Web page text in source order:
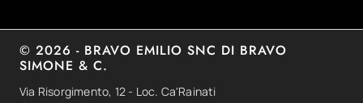
© 2026 - BRAVO EMILIO SNC DI BRAVO
SIMONE & C.
Via Risorgimento, 12 - Loc. Ca'Rainati